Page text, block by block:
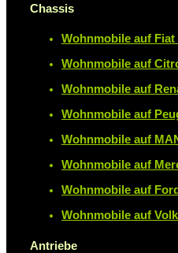
Chassis
Wohnmobile auf Fiat
Wohnmobile auf
Wohnmobile auf
Wohnmobile auf
Wohnmobile auf
Wohnmobile auf
Wohnmobile auf
Wohnmobile auf
Antriebe